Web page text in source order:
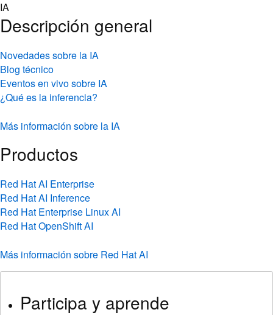
Skip
to
content
IA
Descripción general
Novedades sobre la IA
Blog técnico
Eventos en vivo sobre IA
¿Qué es la inferencia?
Más información sobre la IA
Productos
Red Hat AI Enterprise
Red Hat AI Inference
Red Hat Enterprise Linux AI
Red Hat OpenShift AI
Más información sobre Red Hat AI
Participa y aprende